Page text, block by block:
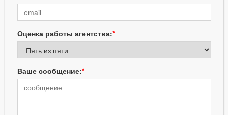
Оценка работы агентства:
Ваше сообщение: